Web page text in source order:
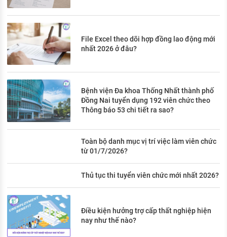
File Excel theo dõi hợp đồng lao động mới
nhất 2026 ở đâu?
Bệnh viện Đa khoa Thống Nhất thành phố
Đồng Nai tuyển dụng 192 viên chức theo
Thông báo 53 chi tiết ra sao?
Toàn bộ danh mục vị trí việc làm viên chức
từ 01/7/2026?
Thủ tục thi tuyển viên chức mới nhất 2026?
Điều kiện hưởng trợ cấp thất nghiệp hiện
nay như thế nào?